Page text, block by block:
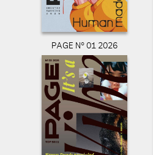
PAGE N° 01 2026